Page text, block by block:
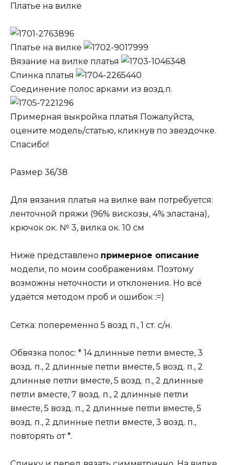
Платье на вилке
Платье на вилке
Вязание на вилке платья
Спинка платья
Соединение полос арками из возд.п.
Примерная выкройка платья Пожалуйста,
оцените модель/статью, кликнув по звездочке.
Спасибо!
Размер 36/38
Для вязания платья на вилке вам потребуется:
ленточной пряжи (96% вискозы, 4% эластана),
крючок ок. № 3, вилка ок. 10 см
Ниже представлено примерное описание
модели, по моим соображениям. Поэтому
возможны неточности и отклонения. Но всё
удаётся методом проб и ошибок :=)
Сетка: попеременно 5 возд п., 1 ст. с/н.
Обвязка полос: * 14 длинные петли вместе, 3
возд. п., 2 длинные петли вместе, 5 возд. п., 2
длинные петли вместе, 5 возд. п., 2 длинные
петли вместе, 7 возд. п., 2 длинные петли
вместе, 5 возд. п., 2 длинные петли вместе, 5
возд. п., 2 длинные петли вместе, 3 возд. п.,
повторять от *.